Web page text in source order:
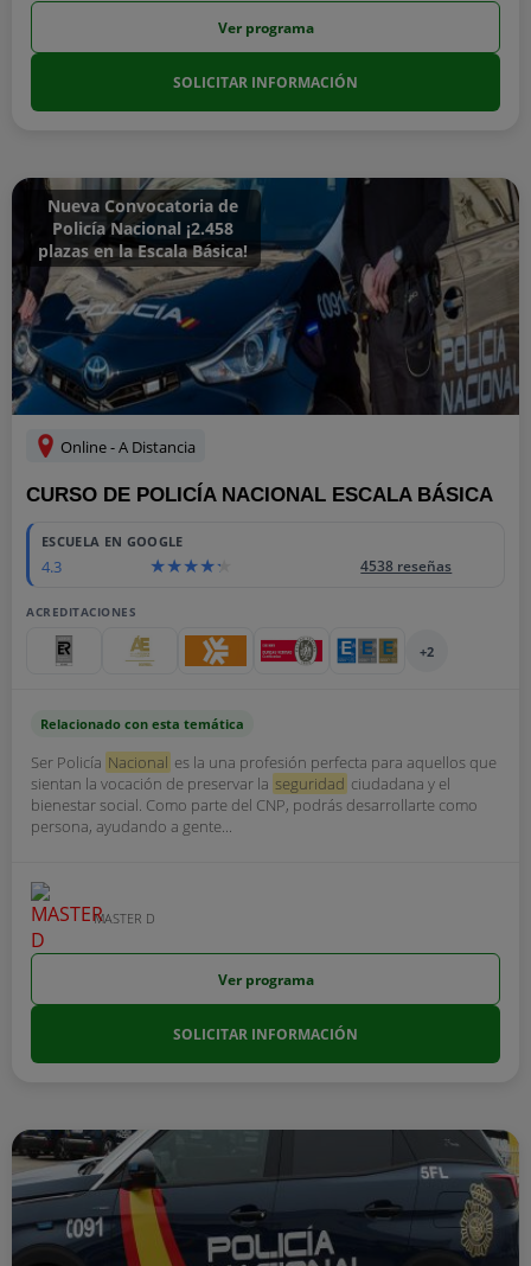
Ver programa
SOLICITAR INFORMACIÓN
Nueva Convocatoria de
Policía Nacional ¡2.458
plazas en la Escala Básica!
Online - A Distancia
CURSO DE POLICÍA NACIONAL ESCALA BÁSICA
ESCUELA EN GOOGLE
4.3 4538 reseñas
ACREDITACIONES
+2
Relacionado con esta temática
Ser Policía Nacional es la una profesión perfecta para aquellos que
sientan la vocación de preservar la seguridad ciudadana y el
bienestar social. Como parte del CNP, podrás desarrollarte como
persona, ayudando a gente...
MASTER D
Ver programa
SOLICITAR INFORMACIÓN